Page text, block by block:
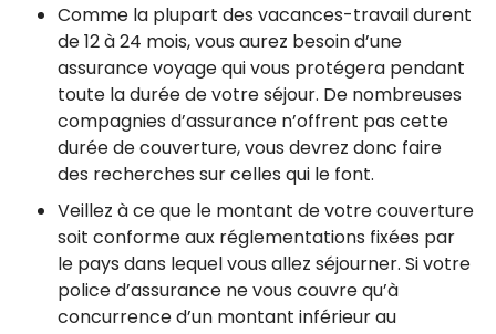
Comme la plupart des vacances-travail durent
de 12 à 24 mois, vous aurez besoin d’une
assurance voyage qui vous protégera pendant
toute la durée de votre séjour. De nombreuses
compagnies d’assurance n’offrent pas cette
durée de couverture, vous devrez donc faire
des recherches sur celles qui le font.
Veillez à ce que le montant de votre couverture
soit conforme aux réglementations fixées par
le pays dans lequel vous allez séjourner. Si votre
police d’assurance ne vous couvre qu’à
concurrence d’un montant inférieur au